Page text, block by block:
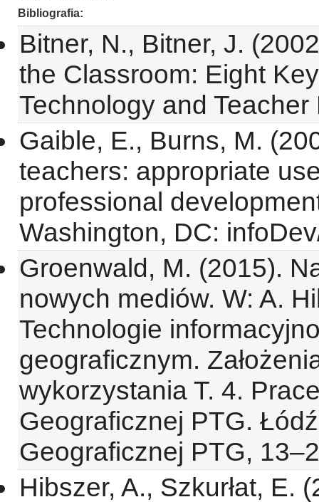
Bibliografia
Bitner, N., Bitner, J.
the Classroom: Eight
Technology and
Gaible, E., Burns, M.
teachers: appropriate
professional
Washington, DC:
Groenwald, M. (2015).
nowych mediów. W: A.
Technologie
geograficznym.
wykorzystania T. 4.
Geograficznej PTG.
Geograficznej PTG,
Hibszer, A., Szkurłat, E.